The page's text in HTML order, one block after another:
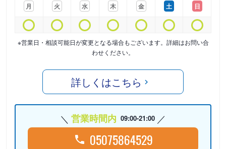
月 火 水 木 金 土 日
※営業日・相談可能日が変更となる場合もございます。詳細はお問い合
わせください。
詳しくはこちら
営業時間内 09:00-21:00
05075864529